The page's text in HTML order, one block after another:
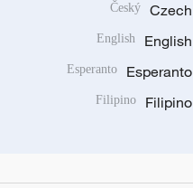
Czech
Český
English
English
Esperanto
Esperanto
Filipino
Filipino